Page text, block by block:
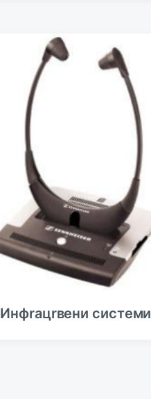
Инфrацrвeни систeми